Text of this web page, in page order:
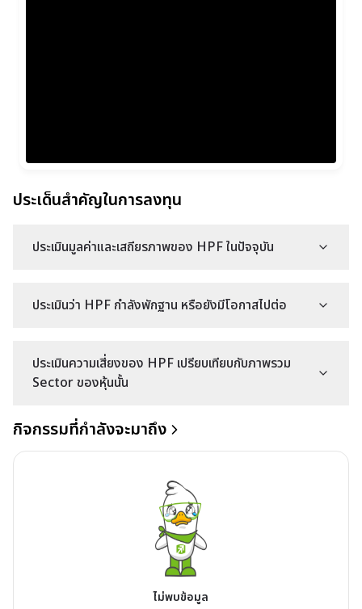
ประเด็นสำคัญในการลงทุน
ประเมินมูลค่าและเสถียรภาพของ HPF ในปัจจุบัน
ประเมินว่า HPF กำลังพักฐาน หรือยังมีโอกาสไปต่อ
ประเมินความเสี่ยงของ HPF เปรียบเทียบกับภาพรวม
Sector ของหุ้นนั้น
กิจกรรมที่กำลังจะมาถึง
ไม่พบข้อมูล